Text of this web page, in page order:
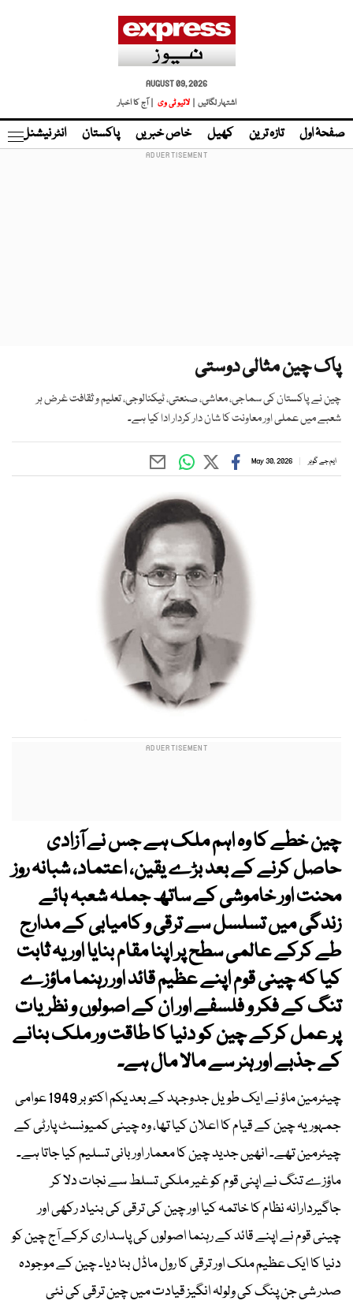
AUGUST 09, 2026
اشتہار لگائیں |
لائیو ٹی وی | آج کا اخبار
صفحۂ اول تازہ ترین کھیل خاص خبریں پاکستان انٹر نیشنل
پاک چین مثالی دوستی
چین نے پاکستان کی سماجی، معاشی، صنعتی، ٹیکنالوجی، تعلیم و ثقافت غرض ہر
شعبے میں عملی اور معاونت کا شان دار کردار ادا کیا ہے۔
ایم جے گوہر May 30, 2026
چین خطے کا وہ اہم ملک ہے جس نے آزادی
حاصل کرنے کے بعد بڑے یقین، اعتماد، شبانہ روز
محنت اور خاموشی کے ساتھ جملہ شعبہ ہائے
زندگی میں تسلسل سے ترقی و کامیابی کے مدارج
طے کرکے عالمی سطح پر اپنا مقام بنایا اور یہ ثابت
کیا کہ چینی قوم اپنے عظیم قائد اور رہنما ماؤزے
تنگ کے فکر و فلسفے اور ان کے اصولوں و نظریات
پر عمل کرکے چین کو دنیا کا طاقت ور ملک بنانے
کے جذبے اور ہنر سے مالا مال ہے۔
چیئرمین ماؤ نے ایک طویل جدوجہد کے بعد یکم اکتوبر 1949 عوامی
جمہوریہ چین کے قیام کا اعلان کیا تھا، وہ چینی کمیونسٹ پارٹی کے
چیئرمین تھے۔ انھیں جدید چین کا معمار اور بانی تسلیم کیا جاتا ہے۔
ماؤزے تنگ نے اپنی قوم کو غیر ملکی تسلط سے نجات دلا کر
جاگیردارانہ نظام کا خاتمہ کیا اور چین کی ترقی کی بنیاد رکھی اور
چینی قوم نے اپنے قائد کے رہنما اصولوں کی پاسداری کرکے آج چین کو
دنیا کا ایک عظیم ملک اور ترقی کا رول ماڈل بنا دیا۔ چین کے موجودہ
صدر شی جن پنگ کی ولولہ انگیز قیادت میں چین ترقی کی نئی